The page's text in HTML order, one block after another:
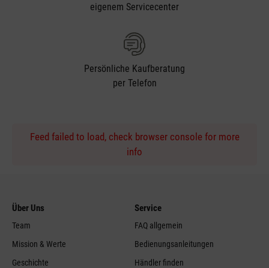
eigenem Servicecenter
Persönliche Kaufberatung
per Telefon
Feed failed to load, check browser console for more
info
Über Uns
Team
Mission & Werte
Geschichte
Service
FAQ allgemein
Bedienungsanleitungen
Händler finden